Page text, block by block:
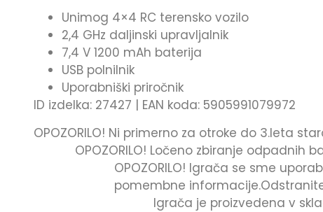
Unimog 4×4 RC terensko vozilo
2,4 GHz daljinski upravljalnik
7,4 V 1200 mAh baterija
USB polnilnik
Uporabniški priročnik
ID izdelka: 27427 | EAN koda: 5905991079972
OPOZORILO! Ni primerno za otroke do 3.leta
OPOZORILO! Ločeno zbiranje odpadnih
OPOZORILO! Igrača se sme
pomembne
Igrača je proizvedena v